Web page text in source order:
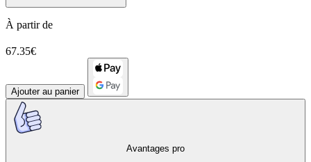
À partir de
67.35€
Ajouter au panier
Avantages pro